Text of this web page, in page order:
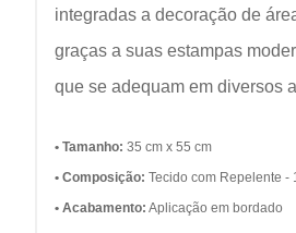
integradas a decoração de
graças a suas estampas
que se adequam em diversos
• Tamanho: 35 cm x 55 cm
• Composição: Tecido com Repelente -
• Acabamento: Aplicação em bordado